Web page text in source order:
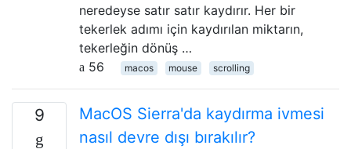
neredeyse satır satır kaydırır. Her bir
tekerlek adımı için kaydırılan miktarın,
tekerleğin dönüş …
56
macos mouse scrolling
9
MacOS Sierra'da kaydırma ivmesi
nasıl devre dışı bırakılır?